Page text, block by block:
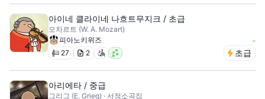
아이네 클라이네 나흐트무지크 / 초급
모차르트 (W. A. Mozart)
피아노키위즈
-
27 2 초급
아리에타 / 중급
그리그 (E. Grieg) · 서정소곡집